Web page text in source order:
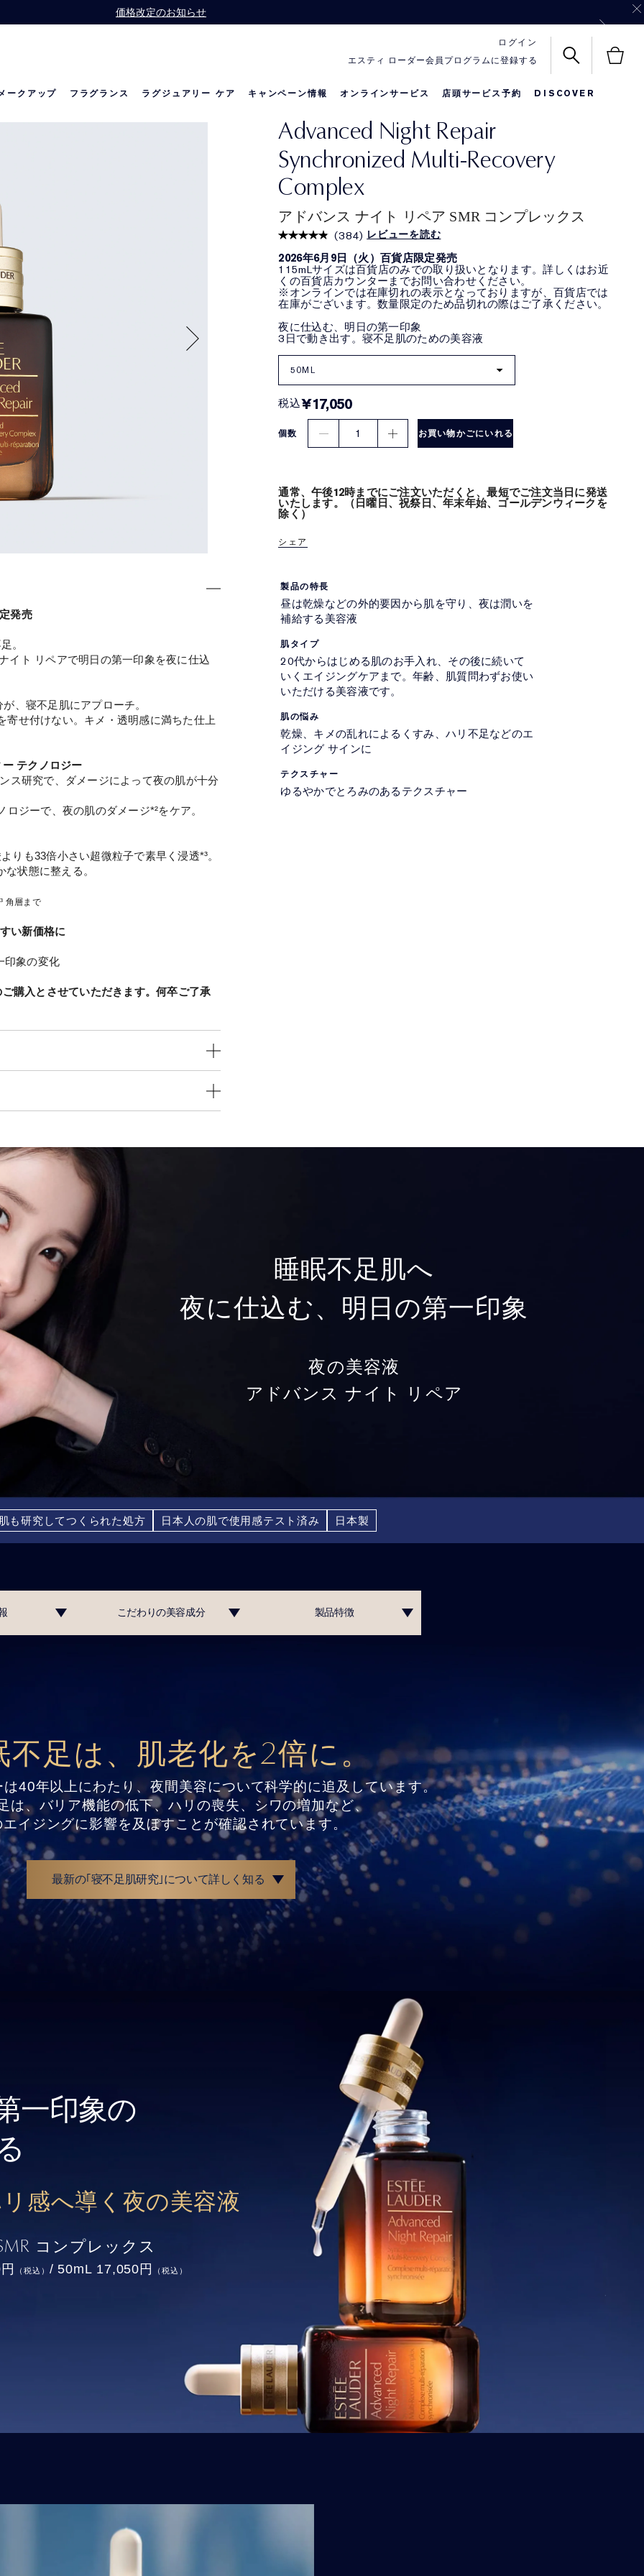
価格改定のお知らせ
式オンライン ショップで13,200円（税込）以上ご購入の方に、バッグをプレゼント！
製品を22,000円（税込）以上ご購入で、人気スキンケアのトラベル サイズ3点を一緒にお届け！
お会計にPayPayをご利用いただけるようになりました。
エスティ ローダー会員プログラムに登録する
ログイン
ークアップ フラグランス ラグジュアリー ケア キャンペーン情報 オンラインサービス 店頭サービス予約 DISCOVER
限定セット
名前入りリップ
メークアップ
Advanced Night Repair
Synchronized Multi-Recovery
Complex
アドバンス ナイト リペア SMR コンプレックス
(384) レビューを読む
2026年6月9日（火）百貨店限定発売
115mLサイズは百貨店のみでの取り扱いとなります。詳しくはお近
くの百貨店カウンターまでお問い合わせください。
※オンラインでは在庫切れの表示となっておりますが、百貨店では
在庫がございます。数量限定のため品切れの際はご了承ください。
夜に仕込む、明日の第一印象
3日で動き出す。寝不足肌のための美容液
50ML
税込¥17,050
個数 1 お買い物かごにいれる
通常、午後12時までにご注文いただくと、最短でご注文当日に発送
いたします。（日曜日、祝祭日、年末年始、ゴールデンウィークを
除く）
シェア
発売
。
イト リペアで明日の第一印象を夜に仕込
、寝不足肌にアプローチ。
せ付けない。キメ・透明感に満ちた仕上
テクノロジー
ス研究で、ダメージによって夜の肌が十分
ジーで、夜の肌のダメージ*²をケア。
りも33倍小さい超微粒子で素早く浸透*³。
状態に整える。
角層まで
い新価格に
印象の変化
購入とさせていただきます。何卒ご了承
製品の特長
昼は乾燥などの外的要因から肌を守り、夜は潤いを
補給する美容液
肌タイプ
20代からはじめる肌のお手入れ、その後に続いて
いくエイジングケアまで。年齢、肌質問わずお使い
いただける美容液です。
肌の悩み
乾燥、キメの乱れによるくすみ、ハリ不足などのエ
イジング サインに
テクスチャー
ゆるやかでとろみのあるテクスチャー
睡眠不足肌へ
夜に仕込む、明日の第一印象
夜の美容液
アドバンス ナイト リペア
も研究してつくられた処方 日本人の肌で使用感テスト済み 日本製
こだわりの美容成分 製品特徴
不足は、肌老化を2倍に。
40年以上にわたり、 夜間美容について科学的に追及しています。
は、バリア機能の低下、ハリの喪失、
シワの増加など、
イジングに影響を 及ぼすことが確認されています。
最新の｢寝不足肌研究｣について詳しく知る
一印象の
感へ導く 夜の美容液
コンプレックス
（税込） / 50mL 17,050円 （税込）